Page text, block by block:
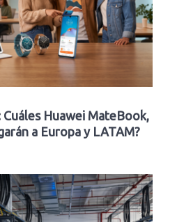
Huawei MateBook,
a Europa y LATAM?